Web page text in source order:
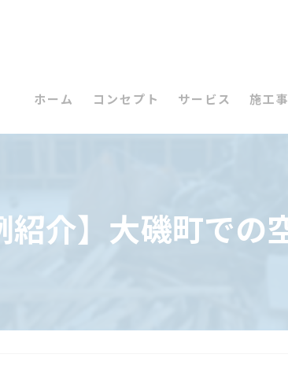
ホーム コンセプト サービス 施工
紹介】大磯町で